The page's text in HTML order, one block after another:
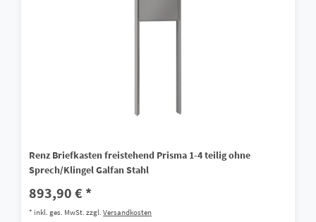
Renz Briefkasten freistehend Prisma 1-4 teilig ohne
Sprech/Klingel Galfan Stahl
893,90 € *
*inkl. ges. MwSt. zzgl.Versandkosten